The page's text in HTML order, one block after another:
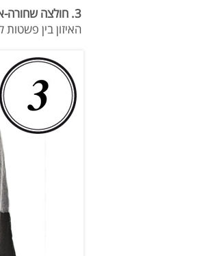
3. חולצה שחורה-אפורה אוברסייז,
האיזון בין